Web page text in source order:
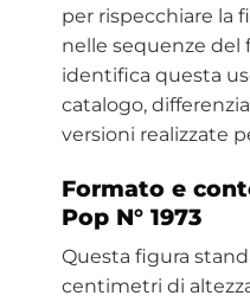
per rispecchiare la
nelle sequenze del
identifica questa
catalogo,
versioni realizzate
Formato e
Pop N° 1973
Questa figura
centimetri di